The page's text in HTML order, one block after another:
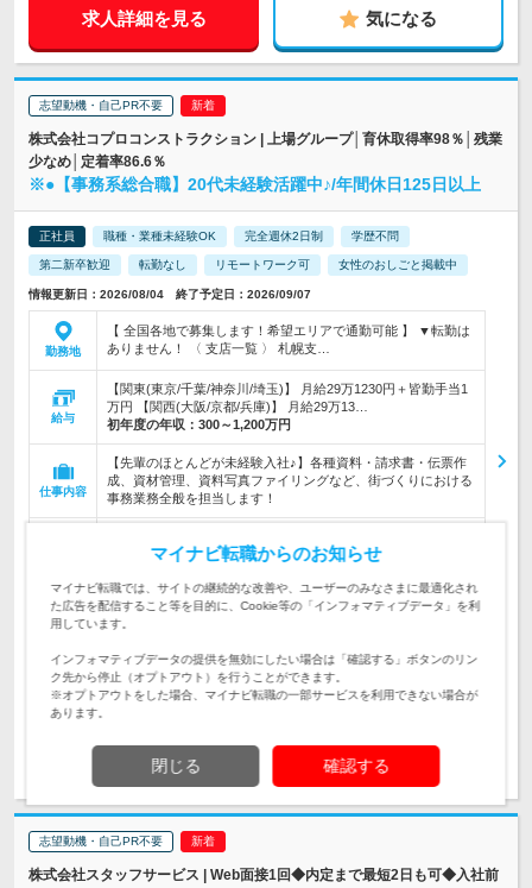
求人詳細を見る 気になる
志望動機・自己PR不要
株式会社コプロコンストラクション | 上場グループ│育休取得率98％│残業
少なめ│定着率86.6％
※●【事務系総合職】20代未経験活躍中♪/年間休日125日以上
正社員 職種・業種未経験OK 完全週休2日制 学歴不問
第二新卒歓迎 転勤なし リモートワーク可 女性のおしごと掲載中
情報更新日：2026/08/04 終了予定日：2026/09/07
勤務地
【 全国各地で募集します！希望エリアで通勤可能 】 ▼転勤は
ありません！ 〈 支店一覧 〉 札幌支…
給与
【関東(東京/千葉/神奈川/埼玉)】 月給29万1230円＋皆勤手当1
万円 【関西(大阪/京都/兵庫)】 月給29万13…
初年度の年収： 300～1,200万円
仕事内容
【先輩のほとんどが未経験入社♪】各種資料・請求書・伝票作
成、資材管理、資料写真ファイリングなど、街づくりにおける
事務業務全般を担当します！
飲食/メーカー/事務などさまざま！★「半年先の入社」など入
企業データ
地：愛知県
求人詳細を見る 気になる
志望動機・自己PR不要
株式会社スタッフサービス | Web面接1回◆内定まで最短2日も可◆入社前
マイナビ転職からのお知らせ
マイナビ転職では、サイトの継続的な改善や、ユーザーのみなさまに最適化され
た広告を配信すること等を目的に、Cookie等の「インフォマティブデータ」を利
用しています。
インフォマティブデータの提供を無効にしたい場合は「確認する」ボタンのリン
ク先から停止（オプトアウト）を行うことができます。
※オプトアウトをした場合、マイナビ転職の一部サービスを利用できない場合が
あります。
閉じる 確認する